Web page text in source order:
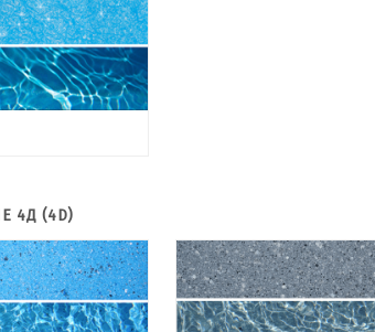
4Д (4D)